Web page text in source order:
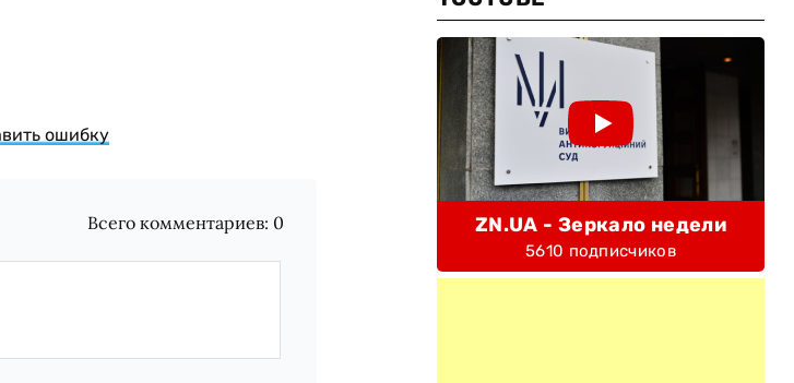
ошибку
Всего комментариев: 0 ZN.UA - Зеркало недели
5610 подписчиков